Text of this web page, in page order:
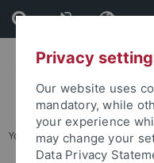
Skip
to
content
Skip
to
footer
You are here: Startseite ...
Privacy
Our website uses
mandatory, while
your experience
may change your
Data Privacy